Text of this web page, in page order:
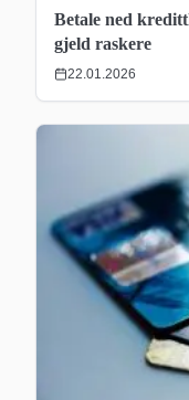
Betale ned
gjeld raskere
22.01.2026